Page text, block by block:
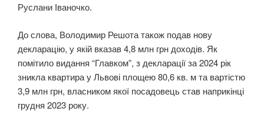
Руслани Іваночко.
До слова, Володимир Решота також подав нову
декларацію, у якій вказав 4,8 млн грн доходів. Як
помітило видання “Главком”, з декларації за 2024 рік
зникла квартира у Львові площею 80,6 кв. м та вартістю
3,9 млн грн, власником якої посадовець став наприкінці
грудня 2023 року.